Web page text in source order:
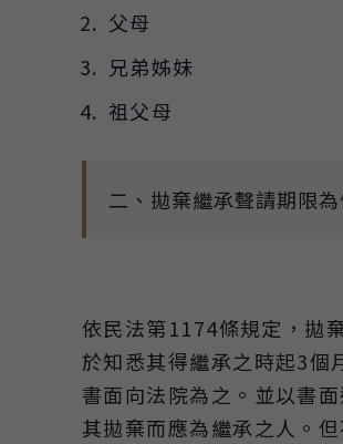
父母
兄弟姊妹
祖父母
二、拋棄繼承聲請期限為
依民法第1174條規定，拋
於知悉其得繼承之時起3個
書面向法院為之。並以書
其拋棄而應為繼承之人。